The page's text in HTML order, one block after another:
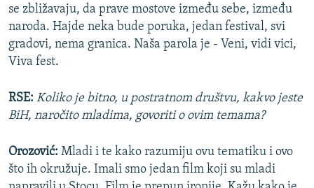
se zbližavaju, da prave mostove između sebe, između
naroda. Hajde neka bude poruka, jedan festival, svi
gradovi, nema granica. Naša parola je - Veni, vidi vici,
Viva fest.
RSE: Koliko je bitno, u postratnom društvu, kakvo jeste
BiH, naročito mladima, govoriti o ovim temama?
Orozović: Mladi i te kako razumiju ovu tematiku i ovo
što ih okružuje. Imali smo jedan film koji su mladi